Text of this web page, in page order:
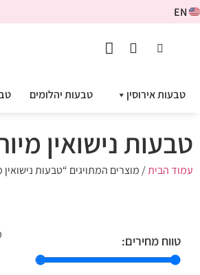
EN
טבעות אירוסין טבעות יהלומים
טבעות נישואין
עמוד הבית/ מוצרים המתויגים “טבעות נישואין
טווח מחירים: